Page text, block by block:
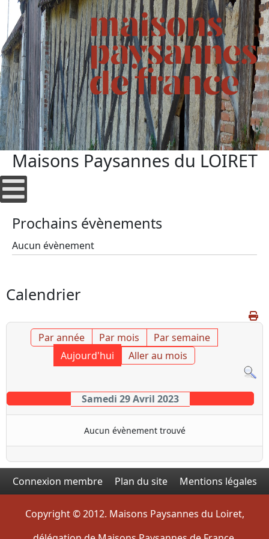
Maisons Paysannes du LOIRET
Prochains évènements
Aucun évènement
Calendrier
Par année Par mois
Par semaine
Aujourd'hui
Aller au mois
Samedi 29 Avril 2023
Aucun évènement trouvé
Connexion membre Plan du site Mentions légales
Copyright © 2012. Maisons Paysannes du Loiret,